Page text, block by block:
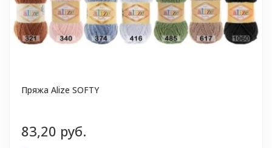
Пряжа Alize SOFTY
83,20 руб.